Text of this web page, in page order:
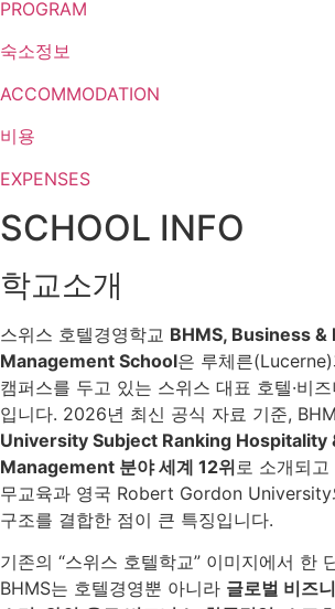
PROGRAM
숙소정보
ACCOMMODATION
비용
EXPENSES
SCHOOL INFO
학교소개
스위스 호텔경영학교 BHMS, Business &
Management School은 루체른
캠퍼스를 두고 있는 스위스 대표 호텔·비
입니다. 2026년 최신 공식 자료 기준,
University Subject Ranking Hospitality
Management 분야 세계 12위 로 소개되
무교육과 영국 Robert Gordon
구조를 결합한 점이 큰 특징입니다.
기존의 “스위스 호텔학교” 이미지에서 한
BHMS는 호텔경영뿐 아니라 글로벌 비즈